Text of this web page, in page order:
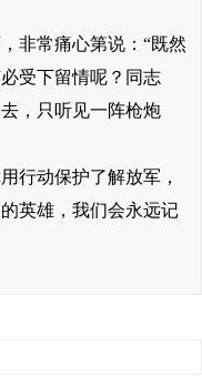
非常痛心第说：“既然
受下留情呢？同志
，只听见一阵枪炮
行动保护了解放军，
英雄，我们会永远记